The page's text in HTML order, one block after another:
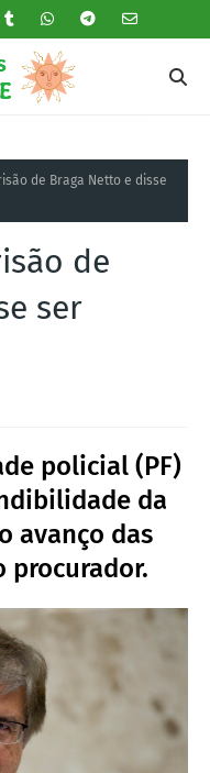
de Braga Netto e disse
de
ser
policial (PF)
da
avanço das
procurador.